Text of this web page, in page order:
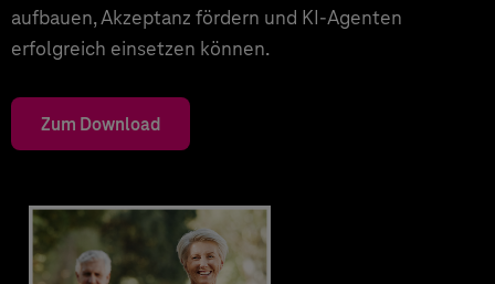
aufbauen, Akzeptanz fördern und KI-Agenten
erfolgreich einsetzen können.
Zum Download